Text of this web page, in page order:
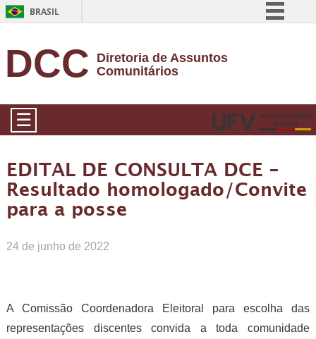
BRASIL
Comunica BR
Acesso à informação
Legislação
DCC
Diretoria de Assuntos
Comunitários
☰
EDITAL DE CONSULTA DCE –
Resultado homologado/Convite
para a posse
24 de junho de 2022
A Comissão Coordenadora Eleitoral para escolha das
representações discentes convida a toda comunidade